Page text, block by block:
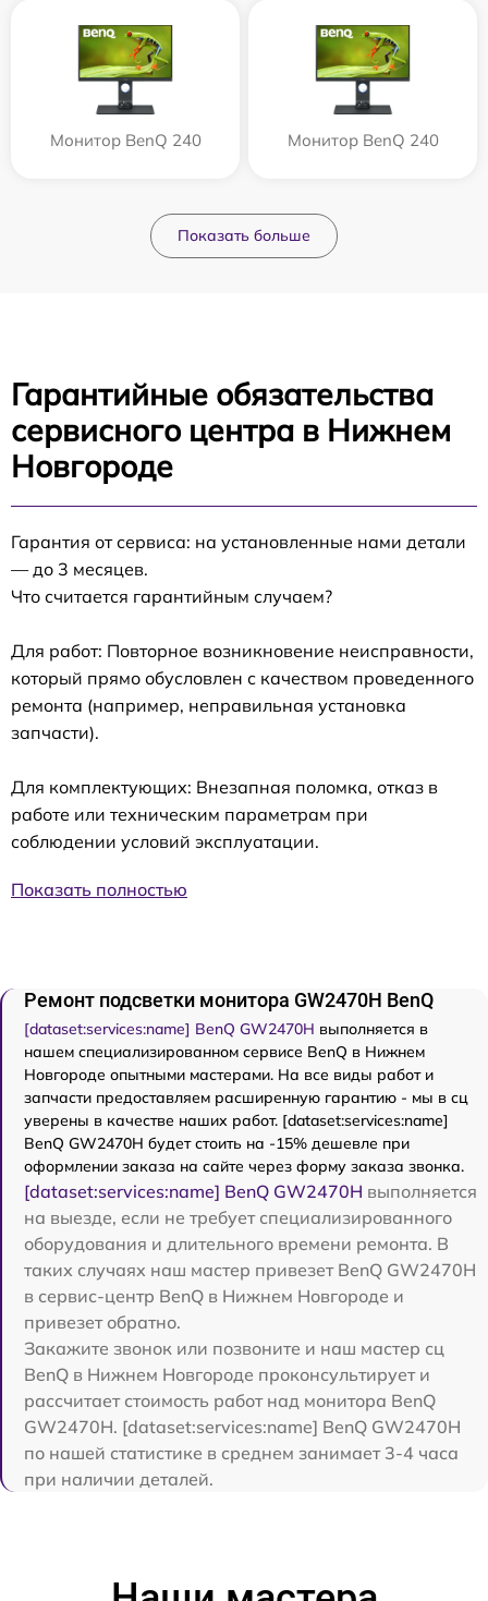
Монитор BenQ 240 Монитор BenQ 240
Показать больше
Гарантийные обязательства
сервисного центра в Нижнем
Новгороде
Гарантия от сервиса: на установленные нами детали
— до 3 месяцев.
Что считается гарантийным случаем?
Для работ: Повторное возникновение неисправности,
который прямо обусловлен с качеством проведенного
ремонта (например, неправильная установка
запчасти).
Для комплектующих: Внезапная поломка, отказ в
работе или техническим параметрам при
соблюдении условий эксплуатации.
Показать полностью
Ремонт подсветки монитора GW2470H BenQ
[dataset:services:name] BenQ GW2470H выполняется в
нашем специализированном сервисе BenQ в Нижнем
Новгороде опытными мастерами. На все виды работ и
запчасти предоставляем расширенную гарантию - мы в сц
уверены в качестве наших работ. [dataset:services:name]
BenQ GW2470H будет стоить на -15% дешевле при
оформлении заказа на сайте через форму заказа звонка.
[dataset:services:name] BenQ GW2470H выполняется
на выезде, если не требует специализированного
оборудования и длительного времени ремонта. В
таких случаях наш мастер привезет BenQ GW2470H
в сервис-центр BenQ в Нижнем Новгороде и
привезет обратно.
Закажите звонок или позвоните и наш мастер сц
BenQ в Нижнем Новгороде проконсультирует и
рассчитает стоимость работ над монитора BenQ
GW2470H. [dataset:services:name] BenQ GW2470H
по нашей статистике в среднем занимает 3-4 часа
при наличии деталей.